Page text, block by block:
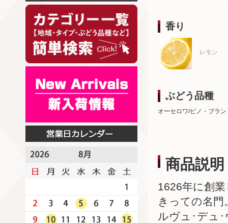
香り
レモン
ぶどう品種
オーセロワ/ピノ・ブラン
商品説明
1626年に創
きっての名
ルヴュ･デュ